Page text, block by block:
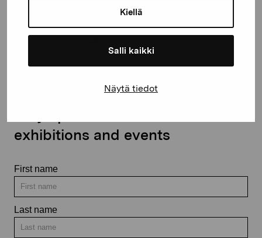
Kiellä
Salli kaikki
Näytä tiedot
exhibitions and events
First name
Last name